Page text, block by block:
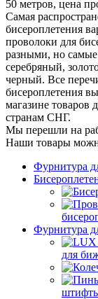
50 метров, цена
Самая
бисероплетения
проволоки для
разными, но самые
серебряный,
черный. Все
бисероплетения
магазине товаров
странам СНГ.
Мы перешли на
Наши товары
Фурнитура
Фурнитура
для